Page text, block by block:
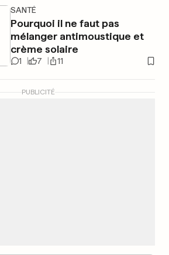
SANTÉ
Pourquoi il ne faut pas
mélanger antimoustique et
crème solaire
1 7 11
PUBLICITÉ